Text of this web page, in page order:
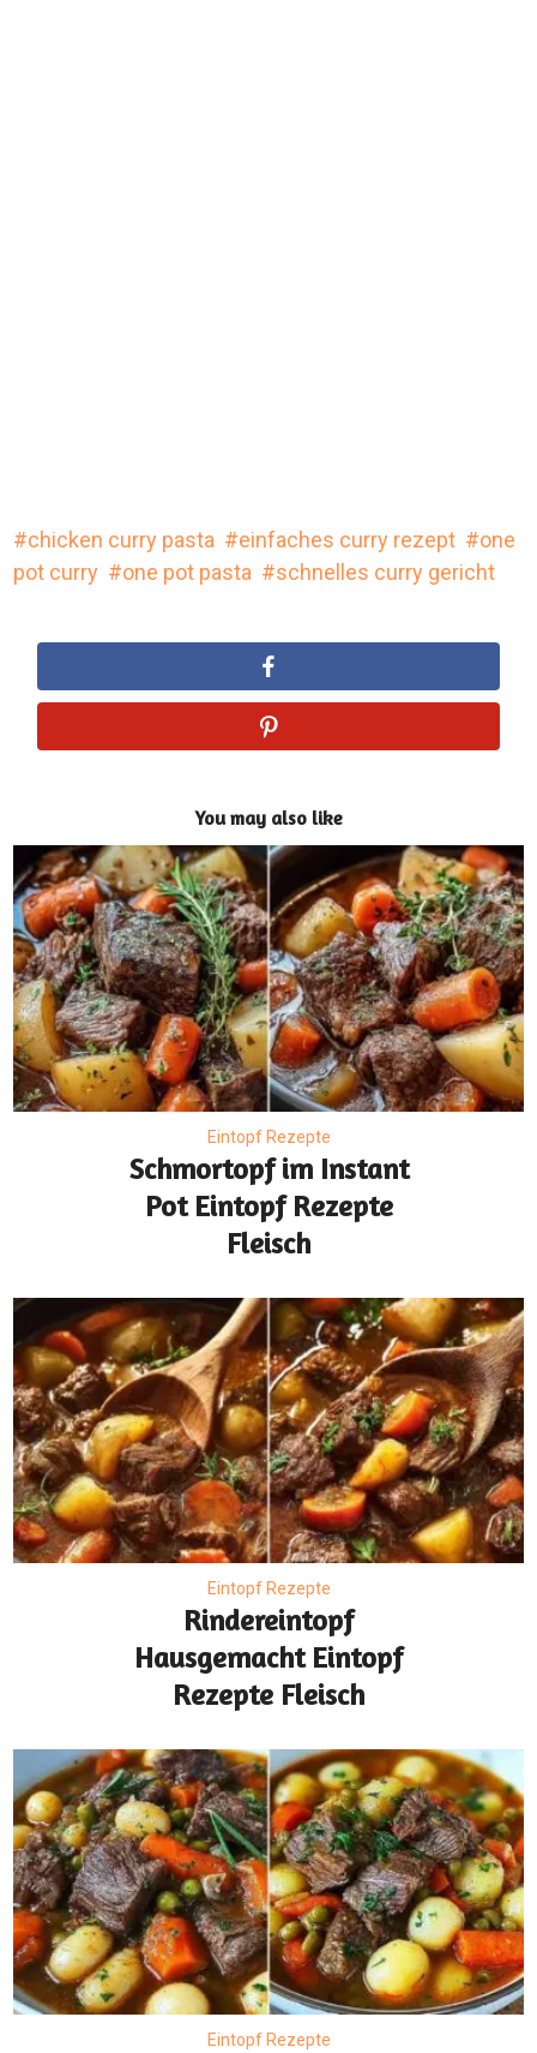
chicken curry pasta einfaches curry rezept
one
pot curry
one pot pasta schnelles curry gericht
You may also like
Eintopf Rezepte
Schmortopf im Instant
Pot Eintopf Rezepte
Fleisch
Eintopf Rezepte
Rindereintopf
Hausgemacht Eintopf
Rezepte Fleisch
Eintopf Rezepte